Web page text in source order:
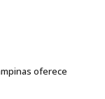
oferece